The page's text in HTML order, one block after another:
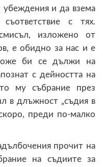
убеждения и да взема
с тях.
изложено от
е обидно за нас и е
би се дължи на
с дейността на
му събрание през
в длъжност „съдия в
преди по-малко
прочит на
на съдиите за